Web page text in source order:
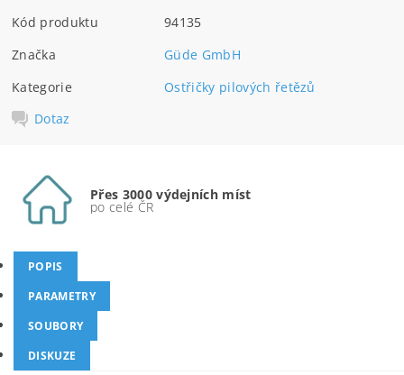
Kód produktu
94135
Značka
Güde GmbH
Kategorie
Ostřičky pilových řetězů
Dotaz
Přes 3000 výdejních míst
po celé ČR
POPIS
PARAMETRY
SOUBORY
DISKUZE